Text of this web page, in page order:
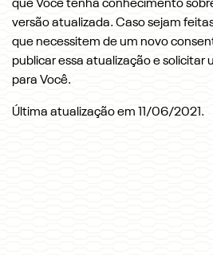
que Você tenha conhecimento
versão atualizada. Caso sejam
que necessitem de um novo
publicar essa atualização e
para Você.
Última atualização em 11/06/2021.